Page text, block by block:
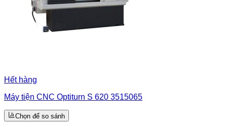
Hết hàng
Máy tiện CNC Optiturn S 620 3515065
Chọn để so sánh